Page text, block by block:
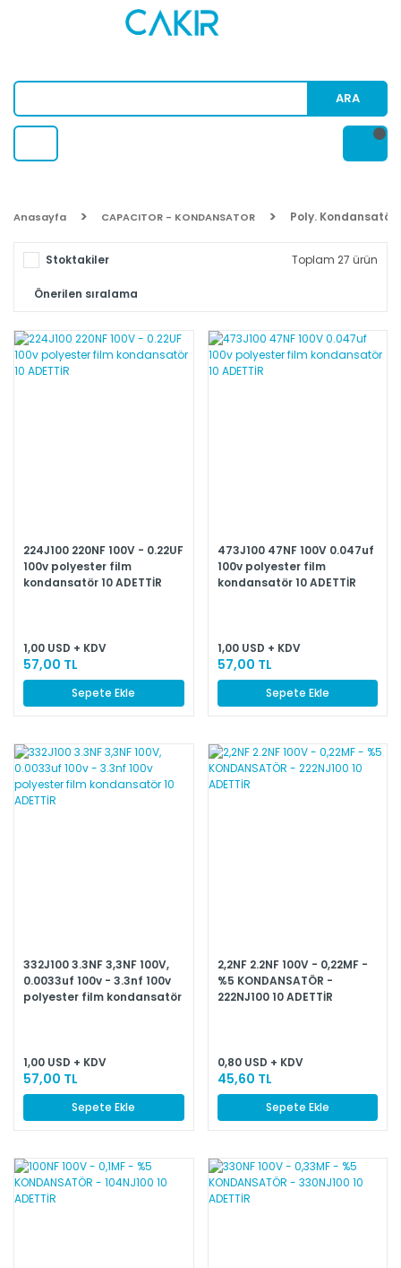
ARA
Anasayfa CAPACITOR - KONDANSATOR Poly. Kondansatör
Stoktakiler Toplam 27 ürün
224J100 220NF 100V - 0.22UF
100v polyester film
kondansatör 10 ADETTİR
1,00 USD + KDV
57,00 TL
Sepete Ekle
473J100 47NF 100V 0.047uf
100v polyester film
kondansatör 10 ADETTİR
1,00 USD + KDV
57,00 TL
Sepete Ekle
332J100 3.3NF 3,3NF 100V,
0.0033uf 100v - 3.3nf 100v
polyester film kondansatör
1,00 USD + KDV
57,00 TL
Sepete Ekle
2,2NF 2.2NF 100V - 0,22MF -
%5 KONDANSATÖR -
222NJ100 10 ADETTİR
0,80 USD + KDV
45,60 TL
Sepete Ekle